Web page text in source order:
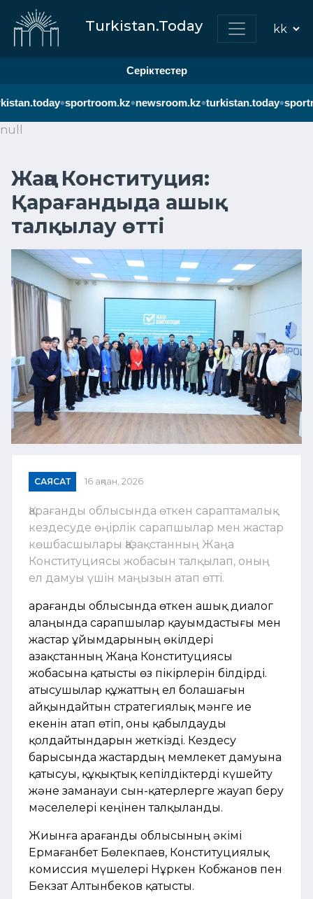
Turkistan.Today
Серіктестер
•sportroom.kz•newsroom.kz•turkistan.today•
null
Жаңа Конституция:
Қарағандыда ашық
талқылау өтті
САЯСАТ 16 ақпан, 2026
Қарағанды облысында өткен сараптамалық
кездесуде өңірлік сарапшылар мен жастар
көшбасшылары Қазақстанның Жаңа
Конституциясы жобасын талқылап, оның
ел дамуы үшін маңызын атап өтті.
Қарағанды облысында өткен ашық диалог
алаңында сарапшылар қауымдастығы мен
жастар ұйымдарының өкілдері
Қазақстанның Жаңа Конституциясы
жобасына қатысты өз пікірлерін білдірді.
Қатысушылар құжаттың ел болашағын
айқындайтын стратегиялық мәнге ие
екенін атап өтіп, оны қабылдауды
қолдайтындарын жеткізді. Кездесу
барысында жастардың мемлекет дамуына
қатысуы, құқықтық кепілдіктерді күшейту
және заманауи сын-қатерлерге жауап беру
мәселелері кеңінен талқыланды.
Жиынға Қарағанды облысының әкімі
Ермағанбет Бөлекпаев, Конституциялық
комиссия мүшелері Нұркен Кобжанов пен
Бекзат Алтынбеков қатысты.